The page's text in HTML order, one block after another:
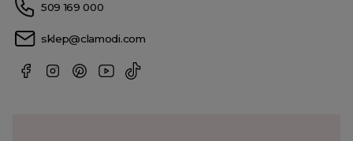
509 169 000
sklep@clamodi.com